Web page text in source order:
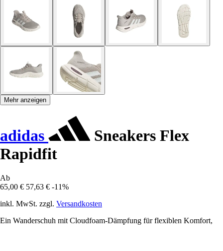
Mehr anzeigen
adidas
Sneakers Flex
Rapidfit
Ab
65,00 € 57,63 € -11%
inkl. MwSt. zzgl. Versandkosten
Ein Wanderschuh mit Cloudfoam-Dämpfung für flexiblen Komfort,